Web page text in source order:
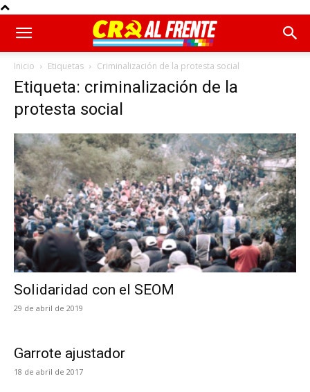
Inicio Etiquetas Criminalización de la protesta social
Etiqueta: criminalización de la
protesta social
Solidaridad con el SEOM
29 de abril de 2019
Garrote ajustador
18 de abril de 2017